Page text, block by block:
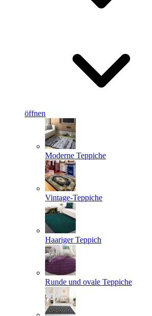
öffnen
Moderne Teppiche
Vintage-Teppiche
Haariger Teppich
Runde und ovale Teppiche